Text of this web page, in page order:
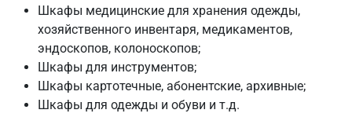
Шкафы медицинские для хранения одежды,
хозяйственного инвентаря, медикаментов,
эндоскопов, колоноскопов;
Шкафы для инструментов;
Шкафы картотечные, абонентские, архивные;
Шкафы для одежды и обуви и т.д.